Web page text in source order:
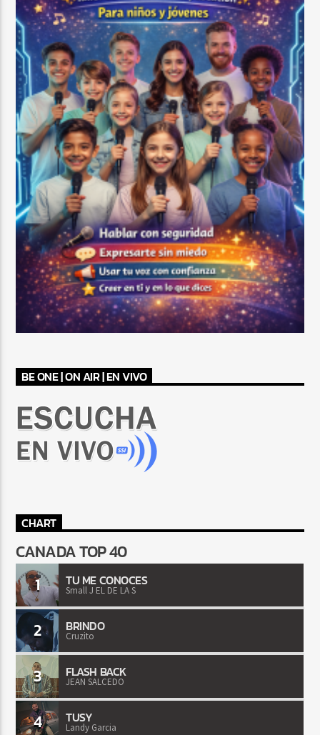
BE ONE | ON AIR | EN VIVO
CHART
CANADA TOP 40
1 TU ME CONOCES
Small J EL DE LA S
2 BRINDO
Cruzito
3 FLASH BACK
JEAN SALCEDO
4 TUSY
Landy Garcia